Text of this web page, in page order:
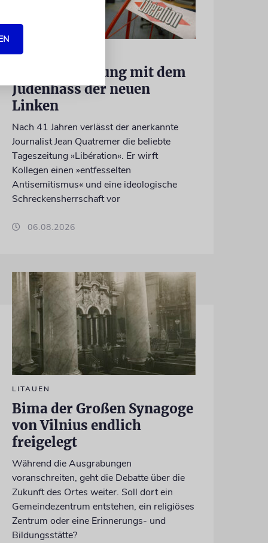
FRANKREICH
Eine Abrechnung mit dem
Judenhass der neuen
Linken
Nach 41 Jahren verlässt der anerkannte
Journalist Jean Quatremer die beliebte
Tageszeitung »Libération«. Er wirft
Kollegen einen »entfesselten
Antisemitismus« und eine ideologische
Schreckensherrschaft vor
06.08.2026
LITAUEN
Bima der Großen Synagoge
von Vilnius endlich
freigelegt
Während die Ausgrabungen
voranschreiten, geht die Debatte über die
Zukunft des Ortes weiter. Soll dort ein
Gemeindezentrum entstehen, ein religiöses
Zentrum oder eine Erinnerungs- und
Bildungsstätte?